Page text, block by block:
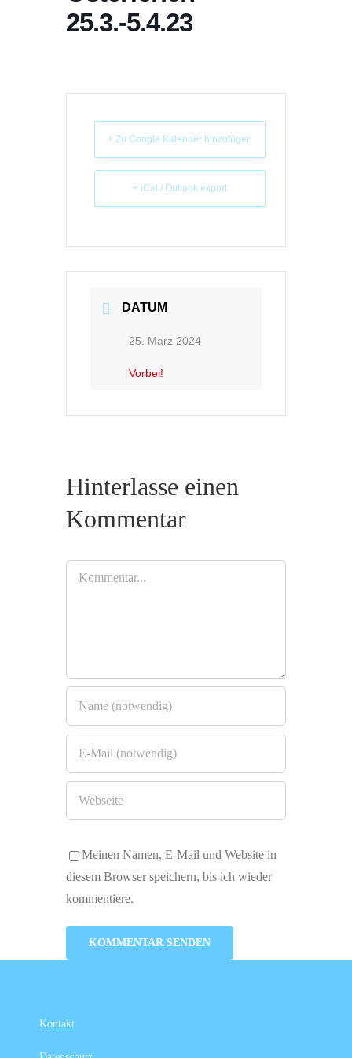
25.3.-5.4.23
+ Zu Google Kalender hinzufügen
+ iCal / Outlook export
DATUM
25. März 2024
Vorbei!
Hinterlasse einen
Kommentar
Kommentar
Meinen Namen, E-Mail und Website in
diesem Browser speichern, bis ich wieder
kommentiere.
Kontakt